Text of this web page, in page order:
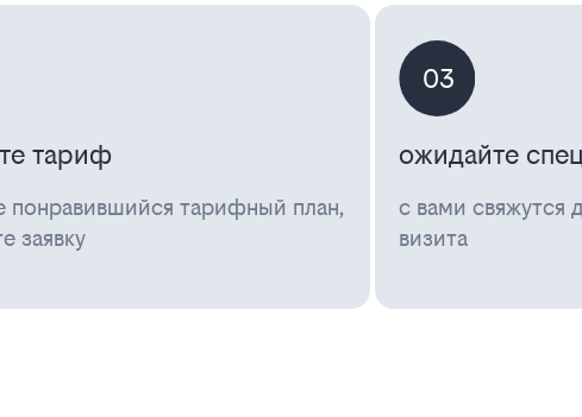
тариф
понравившийся тарифный план,
заявку
03
ожидайте
с вами свяжутся
визита